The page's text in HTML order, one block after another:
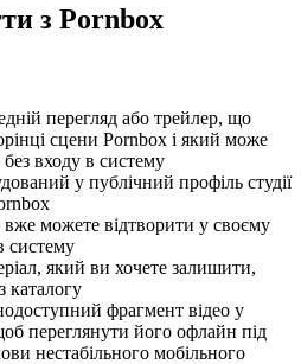
з Pornbox
перегляд або трейлер, що
сцени Pornbox і який може
входу в систему
у публічний профіль студії
вже можете відтворити у своєму
систему
який ви хочете залишити,
каталогу
фрагмент відео у
переглянути його офлайн під
нестабільного мобільного